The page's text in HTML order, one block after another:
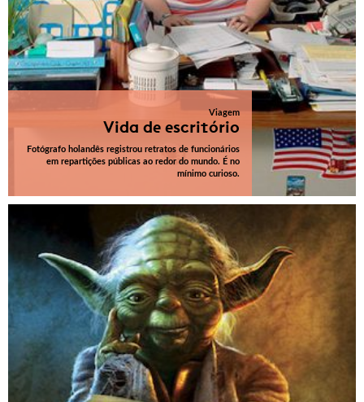
Viagem
Vida de escritório
Fotógrafo holandês registrou retratos de funcionários
em repartições públicas ao redor do mundo. É no
mínimo curioso.